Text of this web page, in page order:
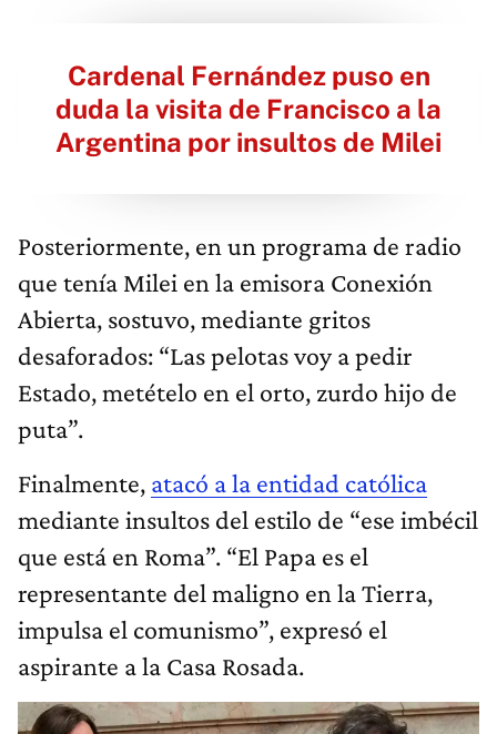
Cardenal Fernández puso en
duda la visita de Francisco a la
Argentina por insultos de Milei
Posteriormente, en un programa de radio
que tenía Milei en la emisora Conexión
Abierta, sostuvo, mediante gritos
desaforados: “Las pelotas voy a pedir
Estado, metételo en el orto, zurdo hijo de
puta”.
Finalmente, atacó a la entidad católica
mediante insultos del estilo de “ese imbécil
que está en Roma”. “El Papa es el
representante del maligno en la Tierra,
impulsa el comunismo”, expresó el
aspirante a la Casa Rosada.